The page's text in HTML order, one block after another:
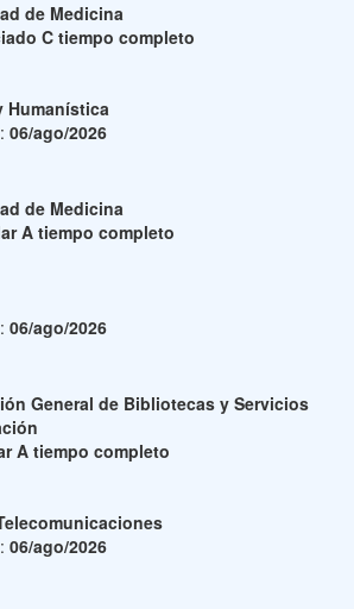
de Medicina
C tiempo completo
Humanística
06/ago/2026
de Medicina
A tiempo completo
06/ago/2026
General de Bibliotecas y Servicios
A tiempo completo
06/ago/2026